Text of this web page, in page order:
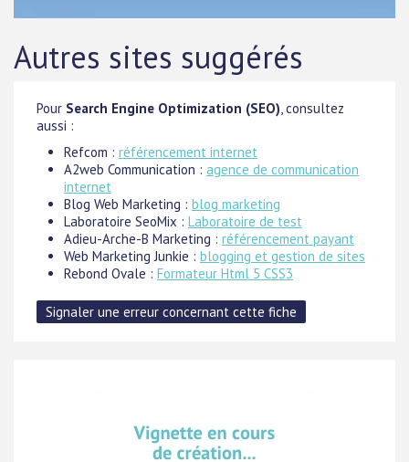
Autres sites suggérés
Pour Search Engine Optimization (SEO), consultez
aussi :
Refcom : référencement internet
A2web Communication : agence de communication
internet
Blog Web Marketing : blog marketing
Laboratoire SeoMix : Laboratoire de test
Adieu-Arche-B Marketing : référencement payant
Web Marketing Junkie : blogging et gestion de sites
Rebond Ovale : Formateur Html 5 CSS3